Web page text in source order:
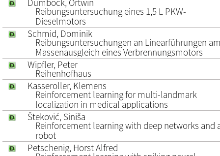
Dumböck, Ortwin
Reibungsuntersuchung eines 1,5 L PKW-
Dieselmotors
Schmid, Dominik
Reibungsuntersuchungen an Linearführungen
Massenausgleich eines Verbrennungsmotors
Wipfler, Peter
Reihenhofhaus
Kasseroller, Klemens
Reinforcement learning for multi-landmark
localization in medical applications
Šteković, Siniša
Reinforcement learning with deep networks and
robot
Petschenig, Horst Alfred